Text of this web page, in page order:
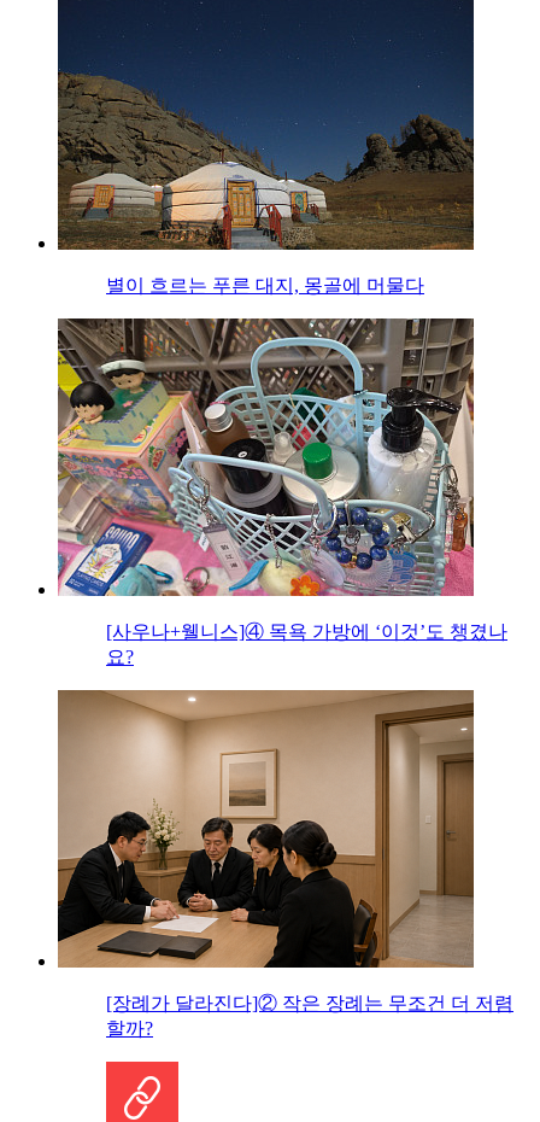
별이 흐르는 푸른 대지, 몽골에 머물다
[사우나+웰니스]④ 목욕 가방에 ‘이것’도 챙겼나
요?
[장례가 달라진다]② 작은 장례는 무조건 더 저렴
할까?